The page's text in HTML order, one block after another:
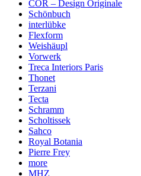
COR – Design Originale
Schönbuch
interlübke
Flexform
Weishäupl
Vorwerk
Treca Interiors Paris
Thonet
Terzani
Tecta
Schramm
Scholtissek
Sahco
Royal Botania
Pierre Frey
more
MHZ